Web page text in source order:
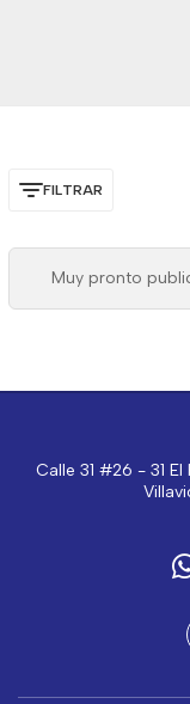
FILTRAR
Muy pronto
Calle 31 #26 - 31